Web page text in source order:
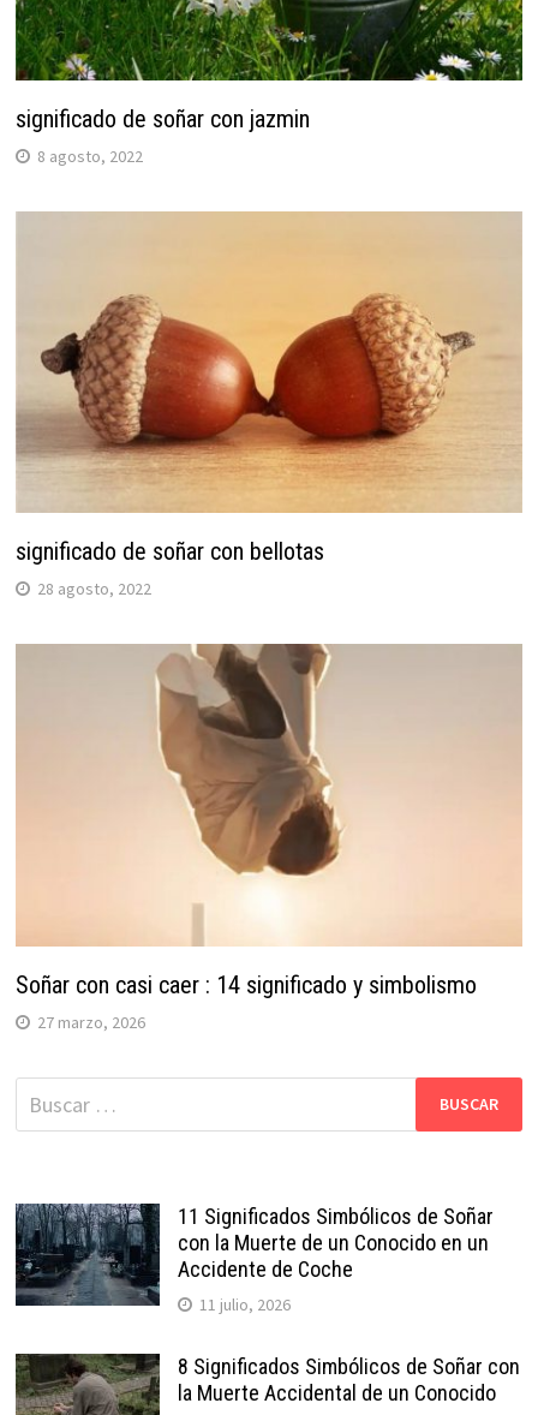
significado de soñar con jazmin
8 agosto, 2022
significado de soñar con bellotas
28 agosto, 2022
Soñar con casi caer : 14 significado y simbolismo
27 marzo, 2026
Buscar:
11 Significados Simbólicos de Soñar
con la Muerte de un Conocido en un
Accidente de Coche
11 julio, 2026
8 Significados Simbólicos de Soñar con
la Muerte Accidental de un Conocido